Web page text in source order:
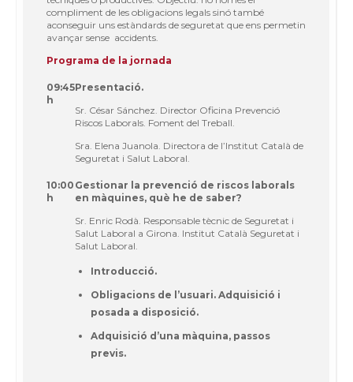
compliment de les obligacions legals sinó també
aconseguir uns estàndards de seguretat que ens permetin
avançar sense accidents.
Programa de la jornada
09:45
h
Presentació.
Sr. César Sánchez. Director Oficina Prevenció
Riscos Laborals. Foment del Treball.
Sra. Elena Juanola. Directora de l’Institut Català de
Seguretat i Salut Laboral.
10:00
h
Gestionar la prevenció de riscos laborals
en màquines, què he de saber?
Sr. Enric Rodà. Responsable tècnic de Seguretat i
Salut Laboral a Girona. Institut Català Seguretat i
Salut Laboral.
Introducció.
Obligacions de l’usuari. Adquisició i
posada a disposició.
Adquisició d’una màquina, passos
previs.